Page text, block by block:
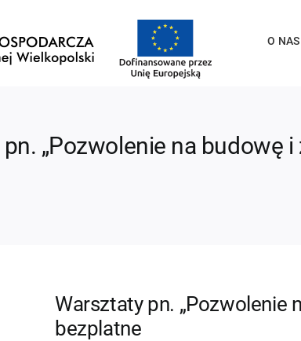
O NAS
„Pozwolenie na budowę
Warsztaty pn. „Pozwolenie
bezplatne